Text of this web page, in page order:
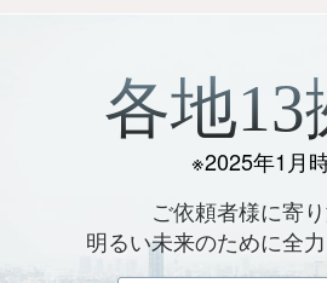
各地13
※2025年1月
ご依頼者様に寄り
明るい未来のために全